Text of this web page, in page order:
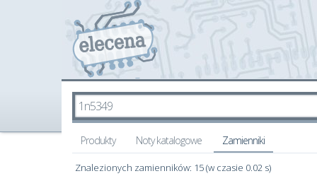
Produkty Noty katalogowe Zamienniki
Znalezionych zamienników: 15 (w czasie 0.02 s)